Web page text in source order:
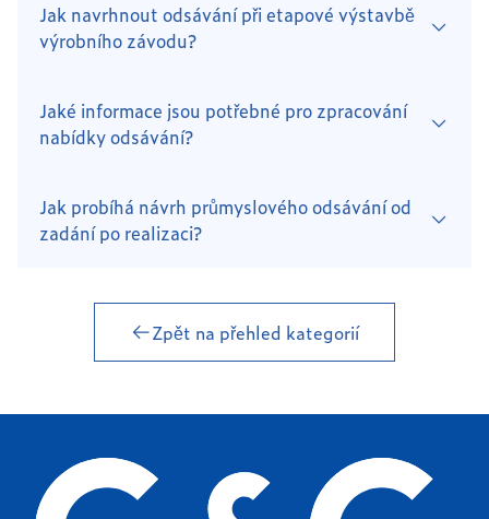
Jak navrhnout odsávání při etapové výstavbě
výrobního závodu?
Jaké informace jsou potřebné pro zpracování
nabídky odsávání?
Jak probíhá návrh průmyslového odsávání od
zadání po realizaci?
Zpět na přehled kategorií